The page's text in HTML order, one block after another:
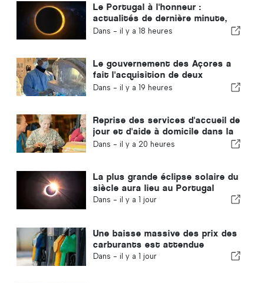
Le Portugal à l'honneur :
actualités de dernière minute,
tendances touristiques et les
Dans - il y a 18 heures
Le gouvernement des Açores a
fait l'acquisition de deux
nouveaux systèmes de chirurgie
Dans - il y a 19 heures
Reprise des services d'accueil de
jour et d'aide à domicile dans la
commune de Portugal
Dans - il y a 20 heures
La plus grande éclipse solaire du
siècle aura lieu au Portugal
Dans - il y a 1 jour
Une baisse massive des prix des
carburants est attendue
Dans - il y a 1 jour